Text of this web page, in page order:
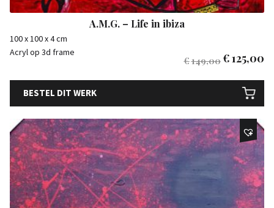
A.M.G. – Life in ibiza
100 x 100 x 4 cm
Acryl op 3d frame
€149,00€125,00
BESTEL DIT WERK